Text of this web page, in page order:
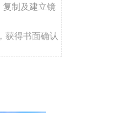
复制及建立镜
，获得书面确认